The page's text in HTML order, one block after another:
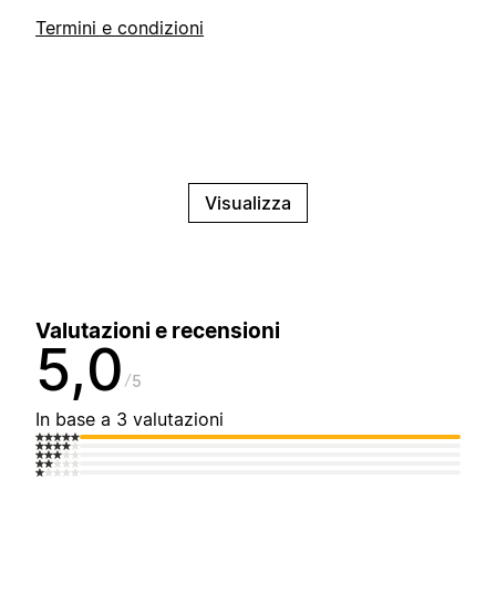
Termini e condizioni
Visualizza
Valutazioni e recensioni
5,0 5
In base a 3 valutazioni